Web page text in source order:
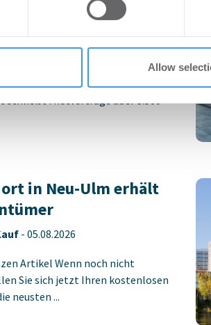
provided to them or that they’ve
Allow
verlängern und
im Stuttgarter
STEP
schließt Mietverträge über 3.500
in Neu-Ulm erhält
- 05.08.2026
Artikel Wenn noch nicht
Sie sich jetzt Ihren kostenlosen
neusten ...